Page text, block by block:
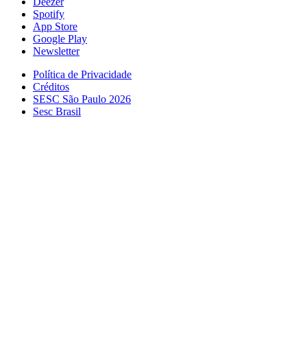
Spotify
App Store
Google Play
Newsletter
Política de Privacidade
Créditos
SESC São Paulo 2026
Sesc Brasil